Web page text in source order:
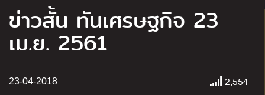
ข่าวสั้น ทันเศรษฐกิจ 23
เม.ย. 2561
23-04-2018 2,554